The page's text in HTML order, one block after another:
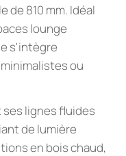
de 810 mm. Idéal
lounge
s'intègre
ou
lignes fluides
de lumière
en bois chaud,